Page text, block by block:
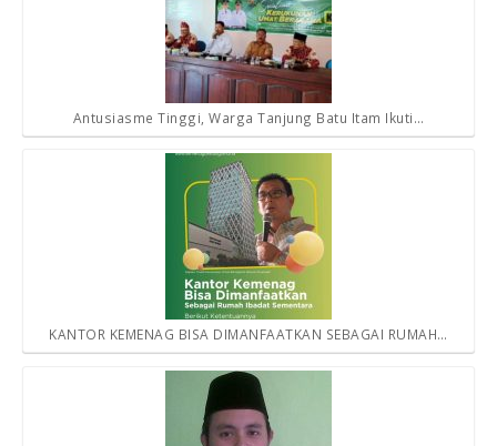
Antusiasme Tinggi, Warga Tanjung Batu Itam Ikuti…
KANTOR KEMENAG BISA DIMANFAATKAN SEBAGAI RUMAH…